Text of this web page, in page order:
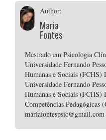
Author:
Maria
Fontes
Mestrado em Psicologia
Universidade Fernando
Humanas e Sociais
Universidade Fernando
Humanas e Sociais (FCHS)
Competências Pedagógicas
mariafontespsic@gmail.com